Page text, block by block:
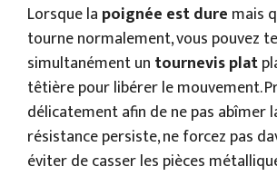
Lorsque la poignée est dure mais
tourne normalement, vous pouvez
simultanément un tournevis plat
têtière pour libérer le mouvement.
délicatement afin de ne pas abîmer
résistance persiste, ne forcez pas
éviter de casser les pièces